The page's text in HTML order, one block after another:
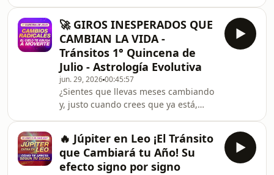
¡No hay registro de algo así! A esto se
sum
siente la llegada del segundo
semestre del 2026.A partir de
mediados de 2026 entramos en un
clima astrológico completamente
diferente. Júpiter en Leo, Urano en
Géminis, el Nodo Norte en Acuario y
un eclipse solar en Leo encienden
una cantidad de energía de fuego y
aire que no se veía en años. En es
🚀 GIROS INESPERADOS QUE
CAMBIAN LA VIDA -
Tránsitos 1° Quincena de
Julio - Astrología Evolutiva
jun. 29, 202600:45:57
¿Sientes que llevas meses cambiando
y, justo cuando crees que ya está,
movido y esta quincena enciende la
alarma. Marte se vuelve hiperactivo
conjunción con Urano, trígono a
🔥 Júpiter en Leo ¡El Tránsito
que Cambiará tu Año! Su
efecto signo por signo